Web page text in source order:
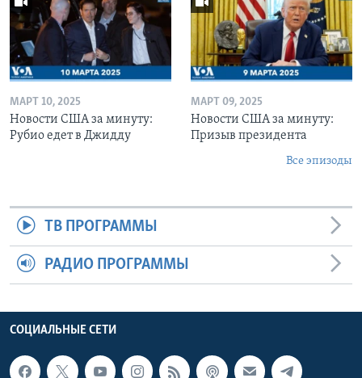
МАРТ 10, 2025
Новости США за минуту:
Рубио едет в Джидду
МАРТ 09, 2025
Новости США за минуту:
Призыв президента
Все эпизоды
ТВ ПРОГРАММЫ
РАДИО ПРОГРАММЫ
СОЦИАЛЬНЫЕ СЕТИ